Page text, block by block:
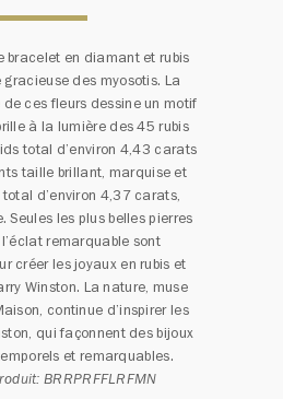
bracelet en diamant et rubis
des myosotis. La
ces fleurs dessine un motif
à la lumière des 45 rubis
total d’environ 4,43 carats
taille brillant, marquise et
total d’environ 4,37 carats,
Seules les plus belles pierres
remarquable sont
créer les joyaux en rubis et
Winston. La nature, muse
continue d’inspirer les
qui façonnent des bijoux
et remarquables.
BRRPRFFLRFMN